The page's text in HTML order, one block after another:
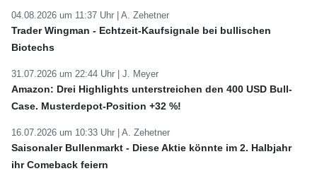
04.08.2026 um 11:37 Uhr | A. Zehetner
Trader Wingman - Echtzeit-Kaufsignale bei bullischen
Biotechs
31.07.2026 um 22:44 Uhr | J. Meyer
Amazon: Drei Highlights unterstreichen den 400 USD Bull-
Case. Musterdepot-Position +32 %!
16.07.2026 um 10:33 Uhr | A. Zehetner
Saisonaler Bullenmarkt - Diese Aktie könnte im 2. Halbjahr
ihr Comeback feiern